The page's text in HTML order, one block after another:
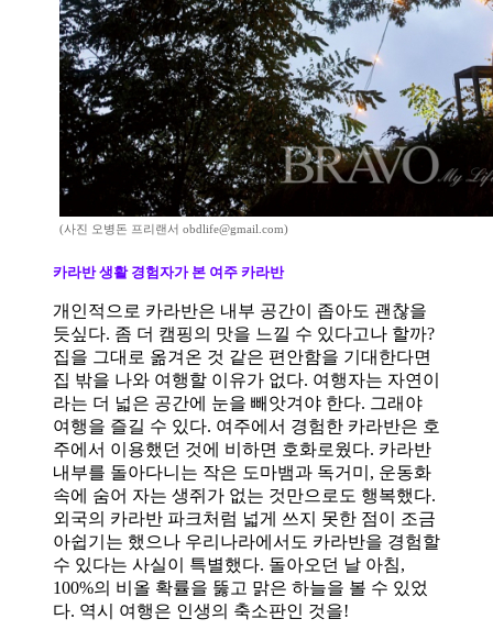
(사진 오병돈 프리랜서 obdlife@gmail.com)
카라반 생활 경험자가 본 여주 카라반
개인적으로 카라반은 내부 공간이 좁아도 괜찮을
듯싶다. 좀 더 캠핑의 맛을 느낄 수 있다고나 할까?
집을 그대로 옮겨온 것 같은 편안함을 기대한다면
집 밖을 나와 여행할 이유가 없다. 여행자는 자연이
라는 더 넓은 공간에 눈을 빼앗겨야 한다. 그래야
여행을 즐길 수 있다. 여주에서 경험한 카라반은 호
주에서 이용했던 것에 비하면 호화로웠다. 카라반
내부를 돌아다니는 작은 도마뱀과 독거미 , 운동화
속에 숨어 자는 생쥐가 없는 것만으로도 행복했다.
외국의 카라반 파크처럼 넓게 쓰지 못한 점이 조금
아쉽기는 했으나 우리나라에서도 카라반을 경험할
수 있다는 사실이 특별했다. 돌아오던 날 아침,
100%의 비올 확률을 뚫고 맑은 하늘을 볼 수 있었
다. 역시 여행은 인생의 축소판인 것을!